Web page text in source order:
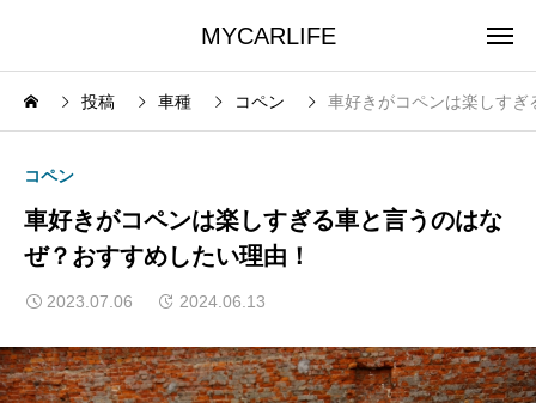
MYCARLIFE
投稿 車種 コペン 車好きがコペンは楽しす
コペン
車好きがコペンは楽しすぎる車と言うのはな
ぜ？おすすめしたい理由！
2023.07.06 2024.06.13